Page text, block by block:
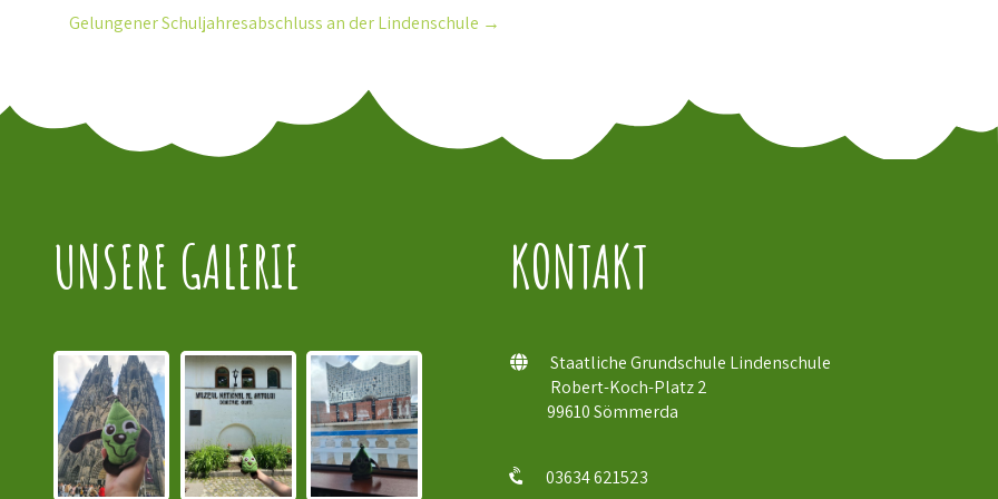
Gelungener Schuljahresabschluss an der Lindenschule →
UNSERE GALERIE KONTAKT
Staatliche Grundschule Lindenschule
Robert-Koch-Platz 2
99610 Sömmerda
03634 621523